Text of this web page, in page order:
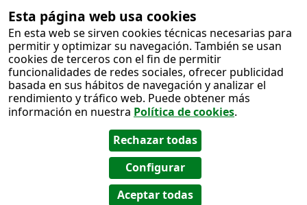
Esta página web usa cookies
En esta web se sirven cookies técnicas necesarias para
permitir y optimizar su navegación. También se usan
cookies de terceros con el fin de permitir
funcionalidades de redes sociales, ofrecer publicidad
basada en sus hábitos de navegación y analizar el
rendimiento y tráfico web. Puede obtener más
información en nuestra Política de cookies.